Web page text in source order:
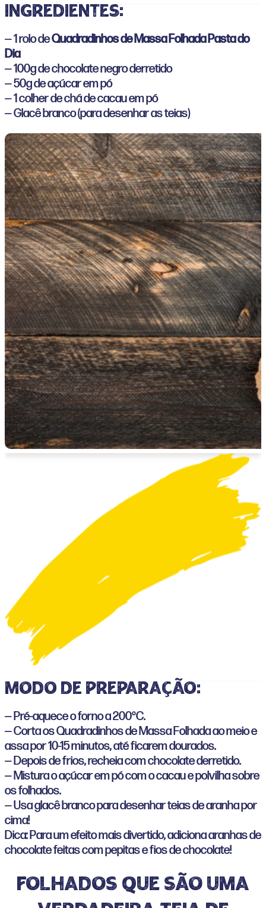
ingredientes:
— 1 rolo deQuadradinhos de Massa Folhada Pasta do
Dia
— 100g de chocolate negro derretido
— 50g de açúcar em pó
— 1 colher de chá de cacau em pó
— Glacê branco (para desenhar as teias)
Modo de preparação:
— Pré-aquece o forno a 200°C.
— Corta os Quadradinhos de Massa Folhada ao meio e
assa por 10-15 minutos, até ficarem dourados.
— Depois de frios, recheia com chocolate derretido.
— Mistura o açúcar em pó com o cacau e polvilha sobre
os folhados.
— Usa glacê branco para desenhar teias de aranha por
cima!
Dica: Para um efeito mais divertido, adiciona aranhas de
chocolate feitas com pepitas e fios de chocolate!
Folhados que são uma